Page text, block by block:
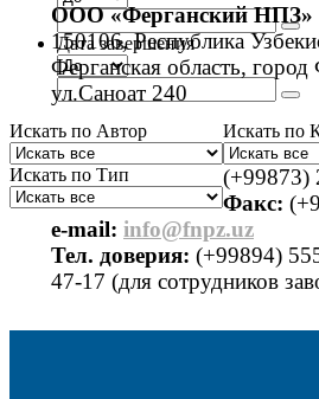
Дата завершения
Искать по Автор Искать по
Искать по Тип
ООО «Ферганский НПЗ»
150106, Республика
Ферганская область, город
ул.Саноат 240
(+99873)
Факс:
е-mail: info@fnpz.uz
Тел. доверия: (+99894)
47-17 (для сотрудников